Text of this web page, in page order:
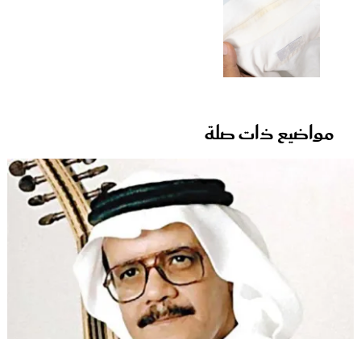
مواضيع ذات صلة